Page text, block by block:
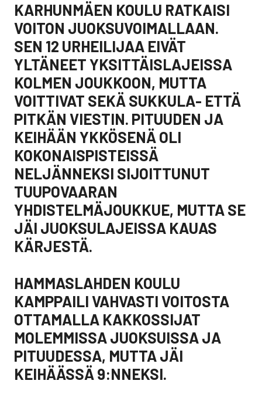
KARHUNMÄEN KOULU RATKAISI
VOITON JUOKSUVOIMALLAAN.
SEN 12 URHEILIJAA EIVÄT
YLTÄNEET YKSITTÄISLAJEISSA
KOLMEN JOUKKOON, MUTTA
VOITTIVAT SEKÄ SUKKULA- ETTÄ
PITKÄN VIESTIN. PITUUDEN JA
KEIHÄÄN YKKÖSENÄ OLI
KOKONAISPISTEISSÄ
NELJÄNNEKSI SIJOITTUNUT
TUUPOVAARAN
YHDISTELMÄJOUKKUE, MUTTA SE
JÄI JUOKSULAJEISSA KAUAS
KÄRJESTÄ.
HAMMASLAHDEN KOULU
KAMPPAILI VAHVASTI VOITOSTA
OTTAMALLA KAKKOSSIJAT
MOLEMMISSA JUOKSUISSA JA
PITUUDESSA, MUTTA JÄI
KEIHÄÄSSÄ 9:NNEKSI.